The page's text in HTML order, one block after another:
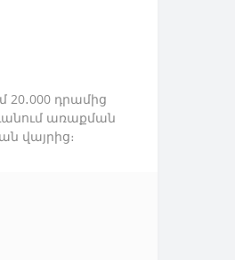
դրամից
առաքման
վայրից։